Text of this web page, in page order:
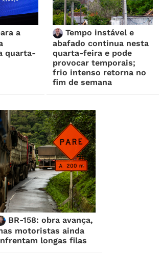
a
quarta-
Tempo instável e
abafado continua nesta
quarta-feira e pode
provocar temporais;
frio intenso retorna no
fim de semana
BR-158: obra avança,
motoristas ainda
longas filas